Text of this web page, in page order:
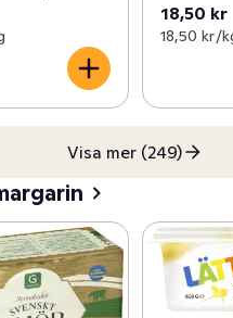
18,50 kr
18,50 kr /
Visa mer (249)